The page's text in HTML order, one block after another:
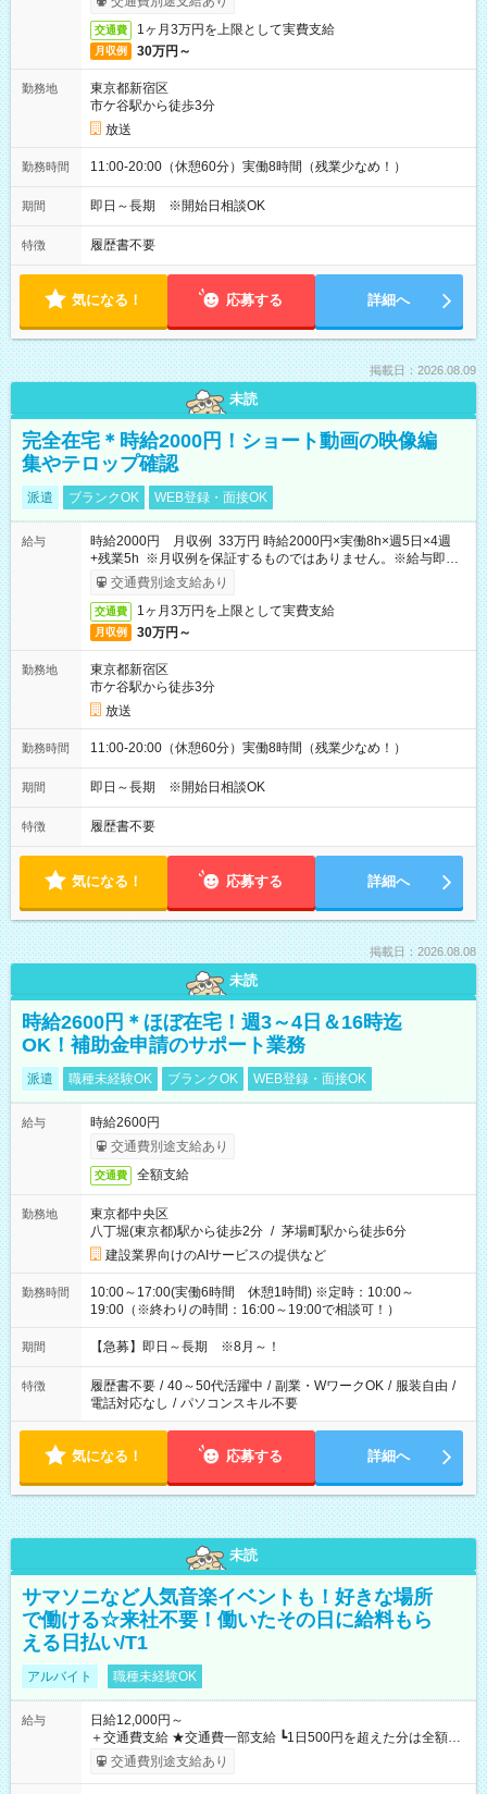
交通費 1ヶ月3万円を上限として実費支給
月収例 30万円～
勤務地
東京都新宿区
市ケ谷駅から徒歩3分
放送
勤務時間 11:00-20:00（休憩60分）実働8時間（残業少なめ！）
期間 即日～長期 ※開始日相談OK
特徴 履歴書不要
気になる！ 応募する 詳細へ
掲載日：2026.08.09
未読
完全在宅＊時給2000円！ショート動画の映像編
集やテロップ確認
派遣 ブランクOK WEB登録・面接OK
給与
時給2000円 月収例 33万円 時給2000円×実働8h×週5日×4週
+残業5h ※月収例を保証するものではありません。※給与即受
取りサービス利用可（利用条件有）
交通費別途支給あり
交通費 1ヶ月3万円を上限として実費支給
月収例 30万円～
勤務地
東京都新宿区
市ケ谷駅から徒歩3分
放送
勤務時間 11:00-20:00（休憩60分）実働8時間（残業少なめ！）
期間 即日～長期 ※開始日相談OK
特徴 履歴書不要
気になる！ 応募する 詳細へ
掲載日：2026.08.08
未読
時給2600円＊ほぼ在宅！週3～4日＆16時迄
OK！補助金申請のサポート業務
派遣 職種未経験OK ブランクOK WEB登録・面接OK
給与
時給2600円
交通費別途支給あり
交通費 全額支給
勤務地
東京都中央区
八丁堀(東京都)駅から徒歩2分 / 茅場町駅から徒歩6分
建設業界向けのAIサービスの提供など
勤務時間
10:00～17:00(実働6時間 休憩1時間) ※定時：10:00～
19:00（※終わりの時間：16:00～19:00で相談可！）
期間 【急募】即日～長期 ※8月～！
特徴 履歴書不要 / 40～50代活躍中 / 副業・WワークOK / 服装自由 /
電話対応なし / パソコンスキル不要
気になる！ 応募する 詳細へ
未読
サマソニなど人気音楽イベントも！好きな場所
で働ける☆来社不要！働いたその日に給料もら
える日払い/T1
アルバイト 職種未経験OK
給与
日給12,000円～
＋交通費支給 ★交通費一部支給 ┗1日500円を超えた分は全額支
給！ ※往復500円以内の方は自己負担となります ★日払いOK！
（規定あり） ┗働いたその日に現金GET♪ お仕事後はコンビニ
交通費別途支給あり